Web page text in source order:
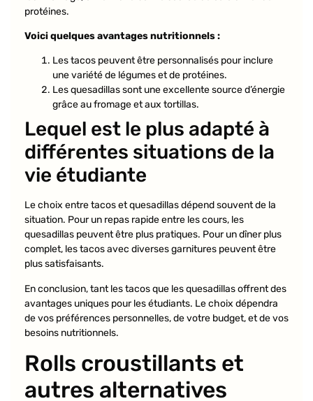
protéines.
Voici quelques avantages nutritionnels :
Les tacos peuvent être personnalisés pour inclure
une variété de légumes et de protéines.
Les quesadillas sont une excellente source d’énergie
grâce au fromage et aux tortillas.
Lequel est le plus adapté à
différentes situations de la
vie étudiante
Le choix entre tacos et quesadillas dépend souvent de la
situation. Pour un repas rapide entre les cours, les
quesadillas peuvent être plus pratiques. Pour un dîner plus
complet, les tacos avec diverses garnitures peuvent être
plus satisfaisants.
En conclusion, tant les tacos que les quesadillas offrent des
avantages uniques pour les étudiants. Le choix dépendra
de vos préférences personnelles, de votre budget, et de vos
besoins nutritionnels.
Rolls croustillants et
autres alternatives